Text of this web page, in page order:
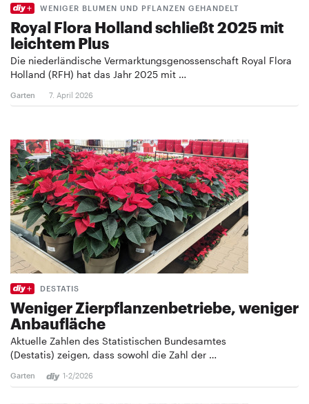
WENIGER BLUMEN UND PFLANZEN GEHANDELT
Royal Flora Holland schließt 2025 mit
leichtem Plus
Die niederländische Vermarktungsgenossenschaft Royal Flora
Holland (RFH) hat das Jahr 2025 mit …
Garten 7. April 2026
DESTATIS
Weniger Zierpflanzenbetriebe, weniger
Anbaufläche
Aktuelle Zahlen des Statistischen Bundesamtes
(Destatis) zeigen, dass sowohl die Zahl der …
Garten 1-2/2026